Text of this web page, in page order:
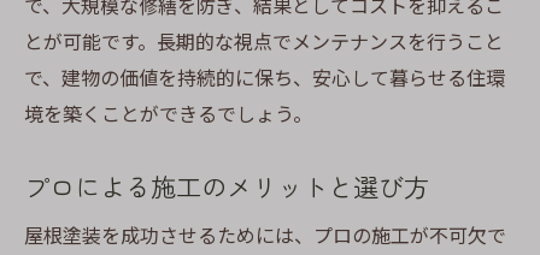
とが可能です。長期的な視点でメンテナンスを行うこと
で、建物の価値を持続的に保ち、安心して暮らせる住環
境を築くことができるでしょう。
プロによる施工のメリットと選び方
屋根塗装を成功させるためには、プロの施工が不可欠で